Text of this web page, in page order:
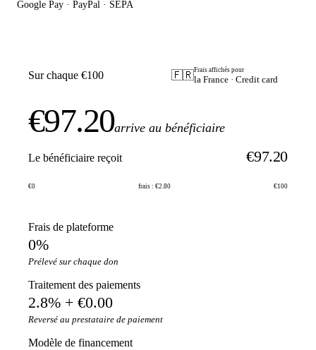
Google Pay · PayPal · SEPA
Sur chaque €100 🇫🇷Frais affichés pour
la France · Credit card
€97.20arrive au bénéficiaire
Le bénéficiaire reçoit €97.20
€0 frais : €2.80 €100
Frais de plateforme
0%
Prélevé sur chaque don
Traitement des paiements
2.8% + €0.00
Reversé au prestataire de paiement
Modèle de financement